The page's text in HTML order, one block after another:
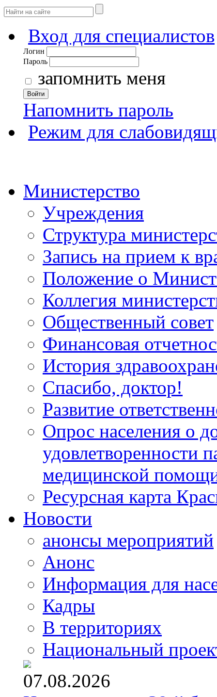
Вход для специалистов
Логин
Пароль
запомнить меня
Войти
Напомнить пароль
Режим для
Министерство
Учреждения
Структура
Запись на прием к
Положение о
Коллегия
Общественный совет
Финансовая
История
Спасибо, доктор!
Развитие
Опрос населения о
удовлетворенности
медицинской
Ресурсная карта
Новости
анонсы мероприятий
Анонс
Информация для
Кадры
В территориях
Национальный
07.08.2026